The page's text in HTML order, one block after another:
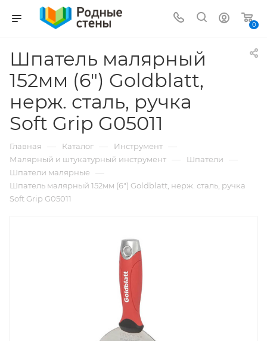
0
Шпатель малярный
152мм (6") Goldblatt,
нерж. сталь, ручка
Soft Grip G05011
Главная — Каталог — Инструмент —
Малярный и штукатурный инструмент — Шпатели —
Шпатели малярные —
Шпатель малярный 152мм (6") Goldblatt, нерж. сталь, ручка
Soft Grip G05011